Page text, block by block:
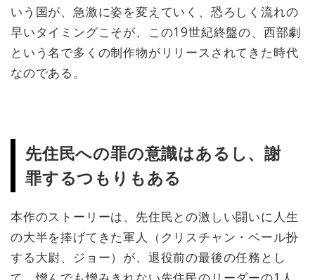
いう国が、急激に姿を変えていく、恐ろしく流れの
早いタイミングこそが、この19世紀終盤の、西部劇
という名で多くの制作物がリリースされてきた時代
なのである。
先住民への罪の意識はあるし、謝
罪するつもりもある
本作のストーリーは、先住民との激しい闘いに人生
の大半を捧げてきた軍人（クリスチャン・ベール扮
する大尉、ジョー）が、退役前の最後の任務とし